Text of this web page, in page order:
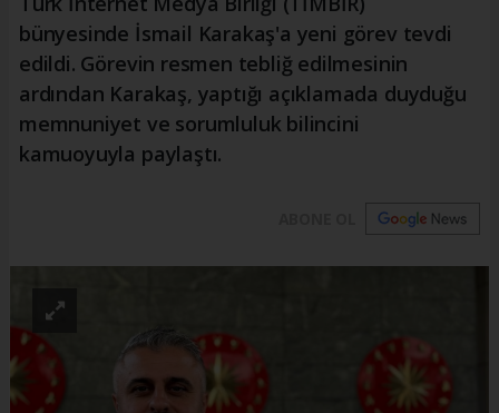
bünyesinde İsmail Karakaş'a yeni görev tevdi
edildi. Görevin resmen tebliğ edilmesinin
ardından Karakaş, yaptığı açıklamada duyduğu
memnuniyet ve sorumluluk bilincini
kamuoyuyla paylaştı.